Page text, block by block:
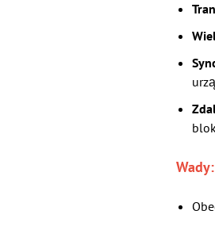
Wady: